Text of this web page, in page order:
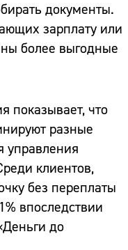
документы.
зарплату или
более выгодные
показывает, что
разные
управления
клиентов,
без переплаты
впоследствии
до